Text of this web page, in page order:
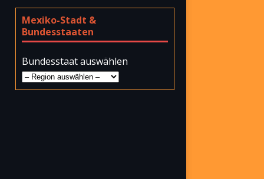
Mexiko-Stadt &
Bundesstaaten
Bundesstaat auswählen